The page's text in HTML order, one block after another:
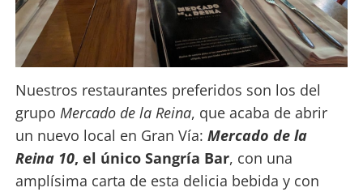
Nuestros restaurantes preferidos son los del
grupo Mercado de la Reina, que acaba de abrir
un nuevo local en Gran Vía: Mercado de la
Reina 10, el único Sangría Bar, con una
amplísima carta de esta delicia bebida y con